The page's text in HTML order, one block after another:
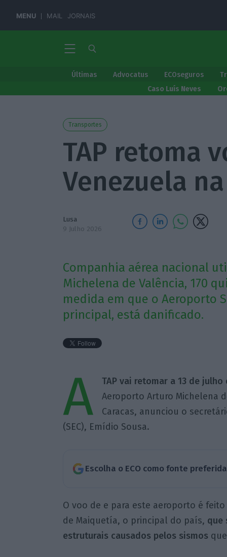
MENU MAIL JORNAIS
Últimas Advocatus ECOseguros
Caso Luís Neves
Transportes
TAP retoma
Venezuela
Lusa
9 Julho 2026
Companhia aérea nacional
Michelena de Valência, 170
medida em que o Aeroporto
principal, está danificado.
A TAP vai retomar a 13 de
Aeroporto Arturo Michelena
Caracas, anunciou o
(SEC), Emídio Sousa.
Escolha o ECO como fonte
O voo de e para este aeroporto é
de Maiquetía, o principal do país, que
estruturais causados pelos sismos